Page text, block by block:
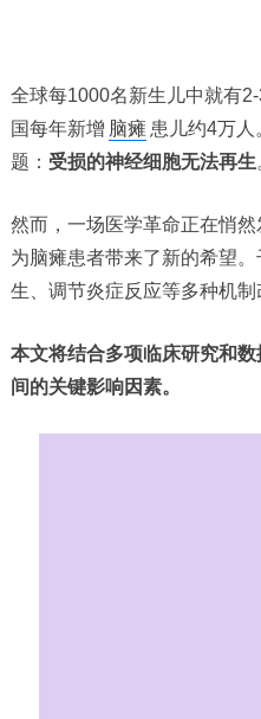
全球每1000名新生儿中就有
国每年新增 脑瘫 患儿约4万
题： 受损的神经细胞无法再生
然而，一场医学革命正在悄
为脑瘫患者带来了新的希望
生、调节炎症反应等多种机制
本文将结合多项临床研究和
间的关键影响因素。